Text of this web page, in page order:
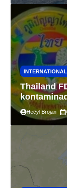
INTERNATIONAL
Thailand
Hecyl Brojan